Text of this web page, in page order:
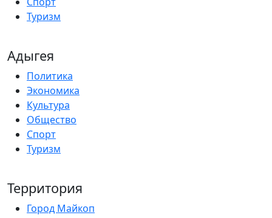
Туризм
Адыгея
Политика
Экономика
Культура
Общество
Спорт
Туризм
Территория
Город Майкоп